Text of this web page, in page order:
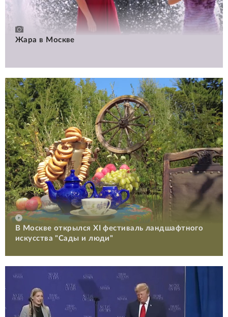
Жара в Москве
В Москве открылся XI фестиваль ландшафтного
искусства "Сады и люди"